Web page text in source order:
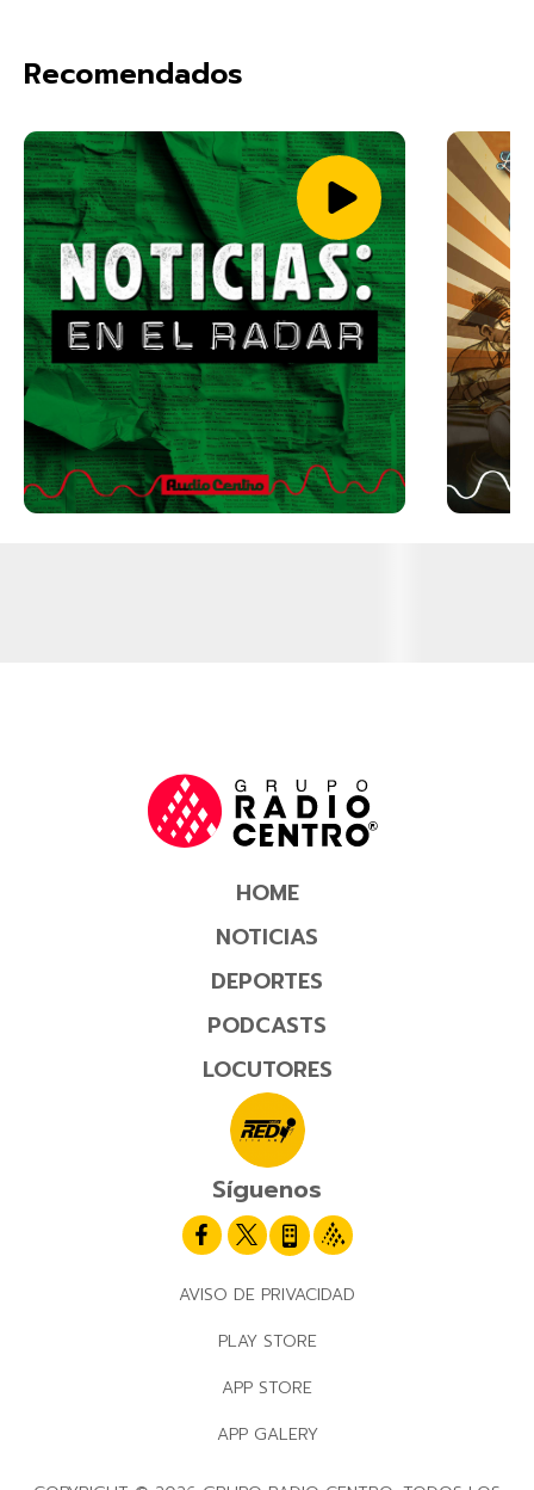
Recomendados
HOME
NOTICIAS
DEPORTES
PODCASTS
LOCUTORES
Síguenos
AVISO DE PRIVACIDAD
PLAY STORE
APP STORE
APP GALERY